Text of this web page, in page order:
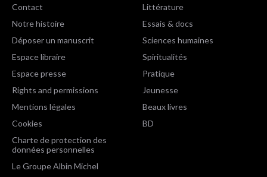
Contact
Notre histoire
Déposer un manuscrit
Espace libraire
Espace presse
Rights and permissions
Mentions légales
Cookies
Charte de protection des
données personnelles
Le Groupe Albin Michel
Littérature
Essais & docs
Sciences humaines
Spiritualités
Pratique
Jeunesse
Beaux livres
BD